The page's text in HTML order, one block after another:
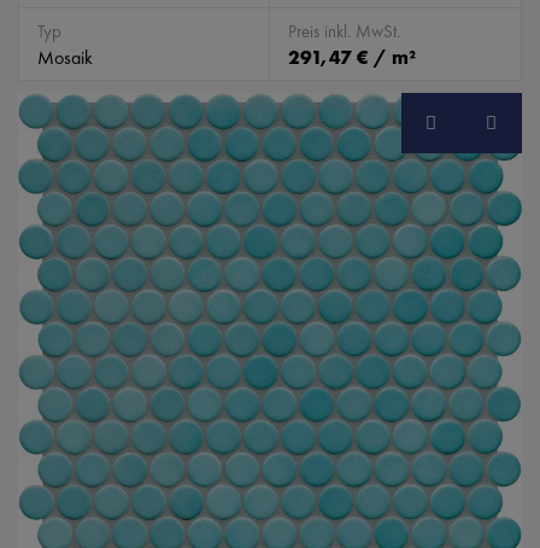
Typ
Mosaik
Preis inkl. MwSt.
291,47 € / m²